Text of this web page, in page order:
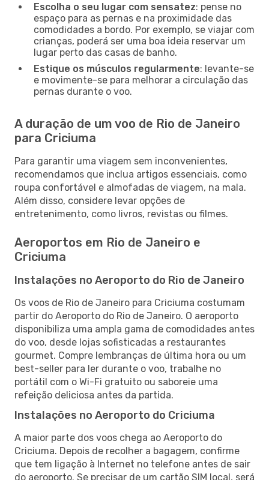
Escolha o seu lugar com sensatez: pense no
espaço para as pernas e na proximidade das
comodidades a bordo. Por exemplo, se viajar com
crianças, poderá ser uma boa ideia reservar um
lugar perto das casas de banho.
Estique os músculos regularmente: levante-se
e movimente-se para melhorar a circulação das
pernas durante o voo.
A duração de um voo de Rio de Janeiro
para Criciuma
Para garantir uma viagem sem inconvenientes,
recomendamos que inclua artigos essenciais, como
roupa confortável e almofadas de viagem, na mala.
Além disso, considere levar opções de
entretenimento, como livros, revistas ou filmes.
Aeroportos em Rio de Janeiro e
Criciuma
Instalações no Aeroporto do Rio de Janeiro
Os voos de Rio de Janeiro para Criciuma costumam
partir do Aeroporto do Rio de Janeiro. O aeroporto
disponibiliza uma ampla gama de comodidades antes
do voo, desde lojas sofisticadas a restaurantes
gourmet. Compre lembranças de última hora ou um
best-seller para ler durante o voo, trabalhe no
portátil com o Wi-Fi gratuito ou saboreie uma
refeição deliciosa antes da partida.
Instalações no Aeroporto do Criciuma
A maior parte dos voos chega ao Aeroporto do
Criciuma. Depois de recolher a bagagem, confirme
que tem ligação à Internet no telefone antes de sair
do aeroporto. Se precisar de um cartão SIM local, será